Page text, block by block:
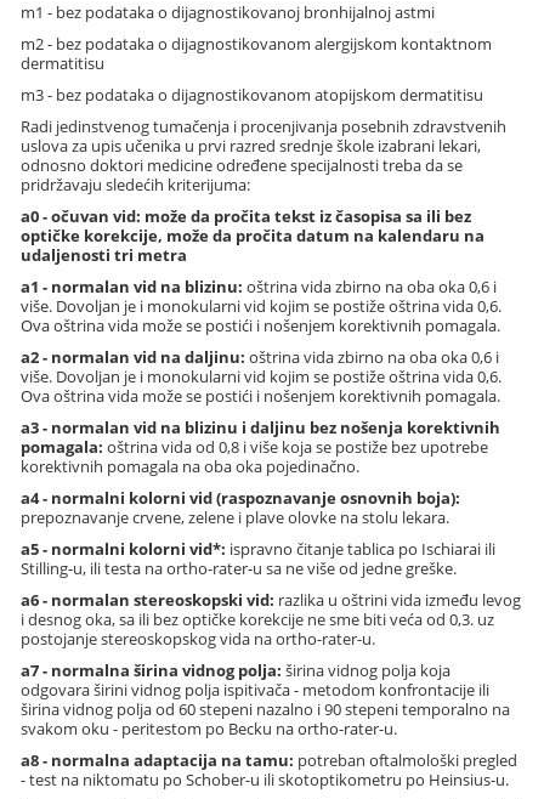
m1 - bez podataka o dijagnostikovanoj bronhijalnoj astmi
m2 - bez podataka o dijagnostikovanom alergijskom kontaktnom
dermatitisu
m3 - bez podataka o dijagnostikovanom atopijskom dermatitisu
Radi jedinstvenog tumačenja i procenjivanja posebnih zdravstvenih
uslova za upis učenika u prvi razred srednje škole izabrani lekari,
odnosno doktori medicine određene specijalnosti treba da se
pridržavaju sledećih kriterijuma:
a0 - očuvan vid: može da pročita tekst iz časopisa sa ili bez
optičke korekcije, može da pročita datum na kalendaru na
udaljenosti tri metra
a1 - normalan vid na blizinu: oštrina vida zbirno na oba oka 0,6 i
više. Dovoljan je i monokularni vid kojim se postiže oštrina vida 0,6.
Ova oštrina vida može se postići i nošenjem korektivnih pomagala.
a2 - normalan vid na daljinu: oštrina vida zbirno na oba oka 0,6 i
više. Dovoljan je i monokularni vid kojim se postiže oštrina vida 0,6.
Ova oštrina vida može se postići i nošenjem korektivnih pomagala.
a3 - normalan vid na blizinu i daljinu bez nošenja korektivnih
pomagala: oštrina vida od 0,8 i više koja se postiže bez upotrebe
korektivnih pomagala na oba oka pojedinačno.
a4 - normalni kolorni vid (raspoznavanje osnovnih boja):
prepoznavanje crvene, zelene i plave olovke na stolu lekara.
a5 - normalni kolorni vid*: ispravno čitanje tablica po Ischiarai ili
Stilling-u, ili testa na ortho-rater-u sa ne više od jedne greške.
a6 - normalan stereoskopski vid: razlika u oštrini vida između levog
i desnog oka, sa ili bez optičke korekcije ne sme biti veća od 0,3. uz
postojanje stereoskopskog vida na ortho-rater-u.
a7 - normalna širina vidnog polja: širina vidnog polja koja
odgovara širini vidnog polja ispitivača - metodom konfrontacije ili
širina vidnog polja od 60 stepeni nazalno i 90 stepeni temporalno na
svakom oku - peritestom po Becku na ortho-rater-u.
a8 - normalna adaptacija na tamu: potreban oftalmološki pregled
- test na niktomatu po Schober-u ili skotoptikometru po Heinsius-u.